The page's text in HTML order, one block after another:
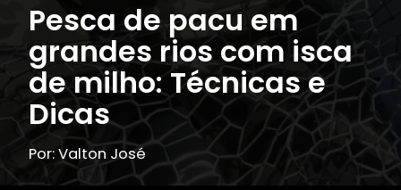
Pesca de pacu em
grandes rios com isca
de milho: Técnicas e
Dicas
Por: Valton José